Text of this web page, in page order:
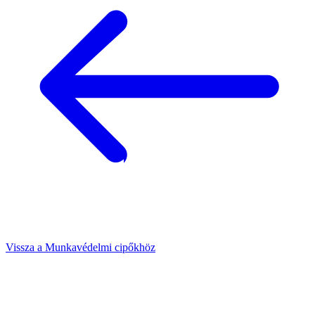
Vissza a Munkavédelmi cipőkhöz